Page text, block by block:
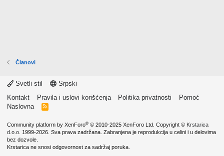
Članovi
Svetli stil
Srpski
Kontakt
Pravila i uslovi korišćenja Politika privatnosti
Pomoć
Naslovna
R
Community platform by XenForo® © 2010-2025 XenForo Ltd. Copyright © Krstarica
d.o.o. 1999-2026. Sva prava zadržana. Zabranjena je reprodukcija u celini i u delovima
bez dozvole.
Krstarica ne snosi odgovornost za sadržaj poruka.